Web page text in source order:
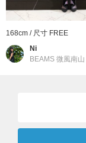
168cm / 尺寸 FREE
Ni
BEAMS 微風南山